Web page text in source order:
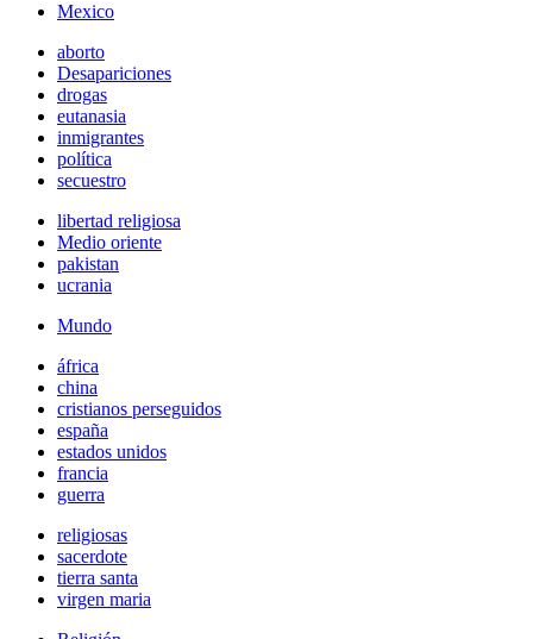
Mexico
aborto
Desapariciones
drogas
eutanasia
inmigrantes
política
secuestro
libertad religiosa
Medio oriente
pakistan
ucrania
Mundo
áfrica
china
cristianos perseguidos
españa
estados unidos
francia
guerra
religiosas
sacerdote
tierra santa
virgen maria